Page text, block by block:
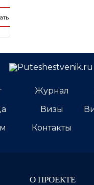
полностью »
Журнал
Визы
Контакты
О ПРОЕКТЕ